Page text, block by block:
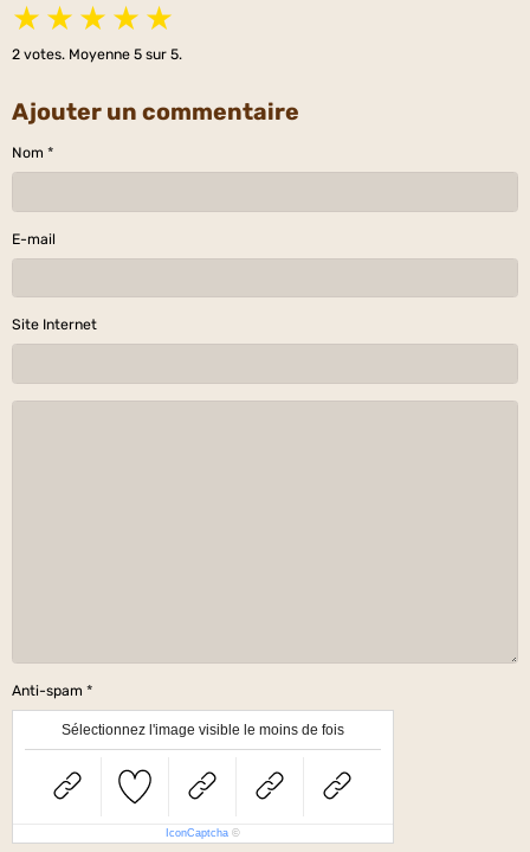
★ ★ ★ ★ ★
2 votes. Moyenne 5 sur 5.
Ajouter un commentaire
Nom
E-mail
Site Internet
Anti-spam
Sélectionnez l'image visible le moins de fois
IconCaptcha ©